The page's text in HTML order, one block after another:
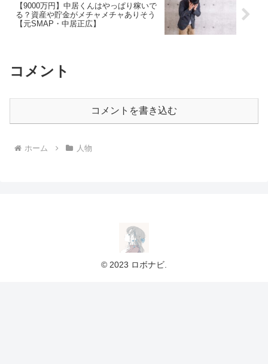
【9000万円】中居くんはやっぱり稼いで
る？資産や貯金がメチャメチャありそう
【元SMAP・中居正広】
コメント
コメントを書き込む
ホーム 人物
© 2023 ロボナビ.